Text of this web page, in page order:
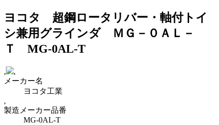
ヨコタ 超鋼ロータリバー・軸付トイ
シ兼用グラインダ ＭＧ－０ＡＬ－
Ｔ MG-0AL-T
,
,
メーカー名
ヨコタ工業
,
製造メーカー品番
MG-0AL-T